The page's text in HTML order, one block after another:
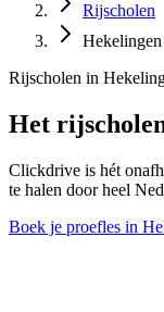
Rijscholen
Hekelingen
Rijscholen in
Het
Clickdrive is hét
te halen door heel
Boek je proefles in